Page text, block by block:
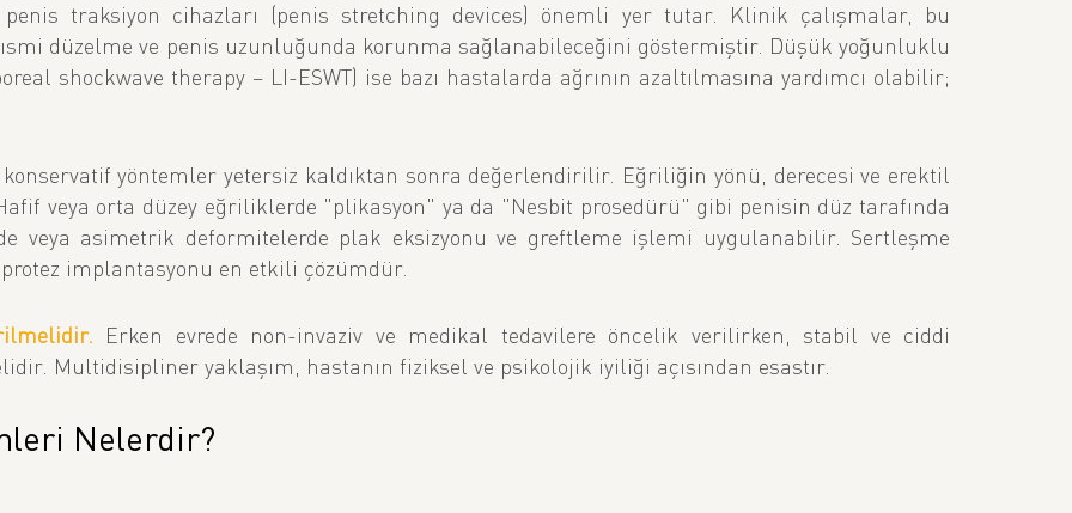
traksiyon cihazları (penis stretching devices) önemli yer tutar. Klinik çalışmalar, bu
düzelme ve penis uzunluğunda korunma sağlanabileceğini göstermiştir. Düşük yoğunluklu
shockwave therapy – LI-ESWT) ise bazı hastalarda ağrının azaltılmasına yardımcı olabilir;
yöntemler yetersiz kaldıktan sonra değerlendirilir. Eğriliğin yönü, derecesi ve erektil
veya orta düzey eğriliklerde "plikasyon" ya da "Nesbit prosedürü" gibi penisin düz tarafında
veya asimetrik deformitelerde plak eksizyonu ve greftleme işlemi uygulanabilir. Sertleşme
implantasyonu en etkili çözümdür.
Erken evrede non-invaziv ve medikal tedavilere öncelik verilirken, stabil ve ciddi
Multidisipliner yaklaşım, hastanın fiziksel ve psikolojik iyiliği açısından esastır.
Nelerdir?